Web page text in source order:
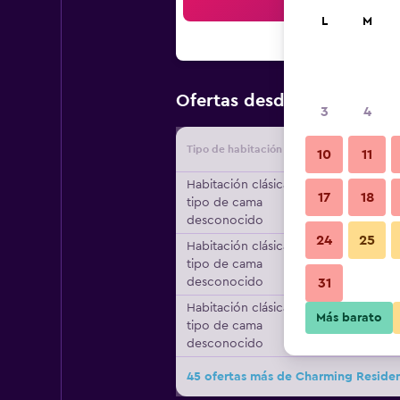
Ofertas desde Oferta
Tipo de habitación
Habitación clásica,
tipo de cama
desconocido
Habitación clásica,
tipo de cama
desconocido
Habitación clásica,
tipo de cama
desconocido
45 ofertas más de Charming
L M
3 4
10 11
17 18
24 25
31
Más barato